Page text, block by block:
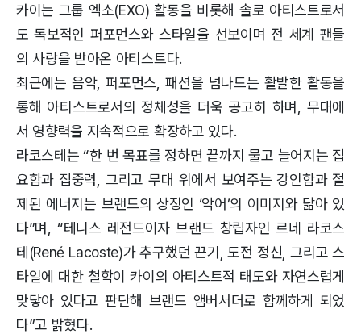
카이는 그룹 엑소(EXO) 활동을 비롯해 솔로 아티스트로서
도 독보적인 퍼포먼스와 스타일을 선보이며 전 세계 팬들
의 사랑을 받아온 아티스트다.
최근에는 음악, 퍼포먼스, 패션을 넘나드는 활발한 활동을
통해 아티스트로서의 정체성을 더욱 공고히 하며, 무대에
서 영향력을 지속적으로 확장하고 있다.
라코스테는 “한 번 목표를 정하면 끝까지 물고 늘어지는 집
요함과 집중력, 그리고 무대 위에서 보여주는 강인함과 절
제된 에너지는 브랜드의 상징인 ‘악어’의 이미지와 닮아 있
다”며, “테니스 레전드이자 브랜드 창립자인 르네 라코스
테(René Lacoste)가 추구했던 끈기, 도전 정신, 그리고 스
타일에 대한 철학이 카이의 아티스트적 태도와 자연스럽게
맞닿아 있다고 판단해 브랜드 앰버서더로 함께하게 되었
다”고 밝혔다.